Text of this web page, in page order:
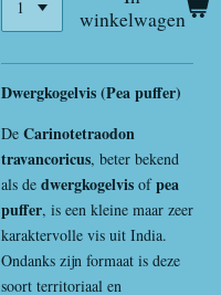
winkelwagen
Dwergkogelvis (Pea puffer)
De Carinotetraodon
travancoricus, beter bekend
als de dwergkogelvis ofpea
puffer, is een kleine maar zeer
karaktervolle vis uit India.
Ondanks zijn formaat is deze
soort territoriaal en